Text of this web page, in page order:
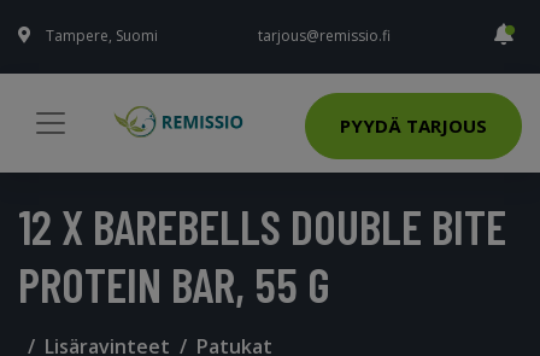
Tampere, Suomi tarjous@remissio.fi
PYYDÄ TARJOUS
12 X BAREBELLS DOUBLE BITE
PROTEIN BAR, 55 G
Lisäravinteet Patukat